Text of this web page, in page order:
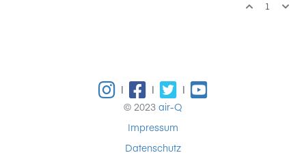
1
| |
|
© 2023 air-Q
Impressum
Datenschutz